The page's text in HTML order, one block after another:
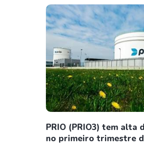
PRIO (PRIO3) tem alta
no primeiro trimestre